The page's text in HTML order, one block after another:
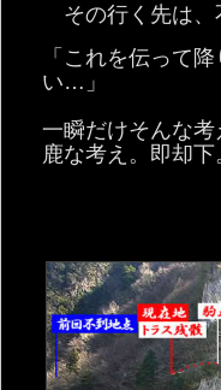
その行く先は、
「これを伝って降
い…」
一瞬だけそんな
鹿な考え。即却下